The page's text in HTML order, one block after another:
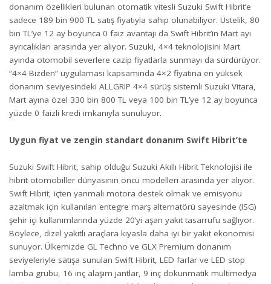
donanım özellikleri bulunan otomatik vitesli Suzuki Swift Hibrit’e
sadece 189 bin 900 TL satış fiyatıyla sahip olunabiliyor. Üstelik, 80
bin TL’ye 12 ay boyunca 0 faiz avantajı da Swift Hibrit’in Mart ayı
ayrıcalıkları arasında yer alıyor. Suzuki, 4×4 teknolojisini Mart
ayında otomobil severlere cazip fiyatlarla sunmayı da sürdürüyor.
“4×4 Bizden” uygulaması kapsamında 4×2 fiyatına en yüksek
donanım seviyesindeki ALLGRIP 4×4 sürüş sistemli Suzuki Vitara,
Mart ayına özel 330 bin 800 TL veya 100 bin TL’ye 12 ay boyunca
yüzde 0 faizli kredi imkanıyla sunuluyor.
Uygun fiyat ve zengin standart donanım Swift Hibrit’te
Suzuki Swift Hibrit, sahip olduğu Suzuki Akıllı Hibrit Teknolojisi ile
hibrit otomobiller dünyasının öncü modelleri arasında yer alıyor.
Swift Hibrit, içten yanmalı motora destek olmak ve emisyonu
azaltmak için kullanılan entegre marş alternatörü sayesinde (ISG)
şehir içi kullanımlarında yüzde 20’yi aşan yakıt tasarrufu sağlıyor.
Böylece, dizel yakıtlı araçlara kıyasla daha iyi bir yakıt ekonomisi
sunuyor. Ülkemizde GL Techno ve GLX Premium donanım
seviyeleriyle satışa sunulan Swift Hibrit, LED farlar ve LED stop
lamba grubu, 16 inç alaşım jantlar, 9 inç dokunmatik multimedya